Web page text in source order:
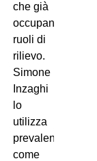
che già
occupano
ruoli di
rilievo.
Simone
Inzaghi
lo
utilizza
prevalentemente
come